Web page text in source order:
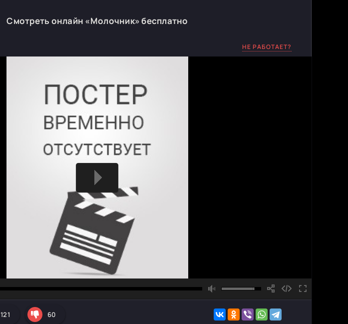
Смотреть онлайн «Молочник» бесплатно
НЕ РАБОТАЕТ?
hd2160
hd1440
highres
hd1080
hd720
large
medium
small
tiny
121 60